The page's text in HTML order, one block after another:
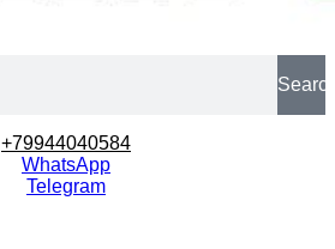
+79944040584
WhatsApp
Telegram